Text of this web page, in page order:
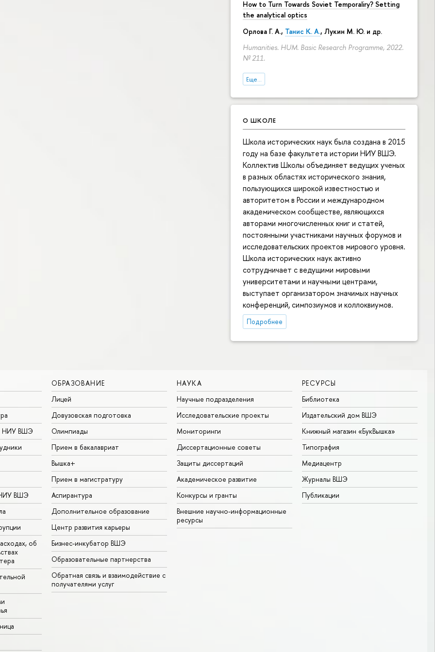
How to Turn Towards Soviet Temporaliry? Setting
the analytical optics
Орлова Г. А., Танис К. А., Лукин М. Ю. и др.
Humanities. HUM. Basic Research Programme, 2022.
№ 211.
Еще...
О ШКОЛЕ
Школа исторических наук была создана в 2015
году на базе факультета истории НИУ ВШЭ.
Коллектив Школы объединяет ведущих ученых
в разных областях исторического знания,
пользующихся широкой известностью и
авторитетом в России и международном
академическом сообществе, являющихся
авторами многочисленных книг и статей,
постоянными участниками научных форумов и
исследовательских проектов мирового уровня.
Школа исторических наук активно
сотрудничает с ведущими мировыми
университетами и научными центрами,
выступает организатором значимых научных
конференций, симпозиумов и коллоквиумов.
Подробнее
НИУ ВШЭ
ВШЭ
об
ОБРАЗОВАНИЕ
Лицей
Довузовская подготовка
Олимпиады
Прием в бакалавриат
Вышка+
Прием в магистратуру
Аспирантура
Дополнительное образование
Центр развития карьеры
Бизнес-инкубатор ВШЭ
Образовательные партнерства
Обратная связь и взаимодействие с
получателями услуг
НАУКА
Научные подразделения
Исследовательские проекты
Мониторинги
Диссертационные советы
Защиты диссертаций
Академическое развитие
Конкурсы и гранты
Внешние научно-информационные
ресурсы
РЕСУРСЫ
Библиотека
Издательский дом ВШЭ
Книжный магазин «БукВышка»
Типография
Медиацентр
Журналы ВШЭ
Публикации